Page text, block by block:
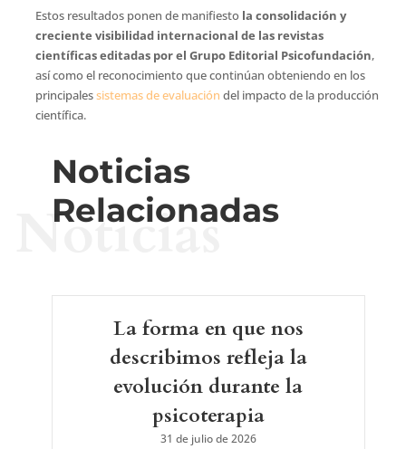
Estos resultados ponen de manifiesto la consolidación y
creciente visibilidad internacional de las revistas
científicas editadas por el Grupo Editorial Psicofundación,
así como el reconocimiento que continúan obteniendo en los
principalessistemas de evaluación del impacto de la producción
científica.
Noticias
Relacionadas
Noticias
La forma en que nos
describimos refleja la
evolución durante la
psicoterapia
31 de julio de 2026